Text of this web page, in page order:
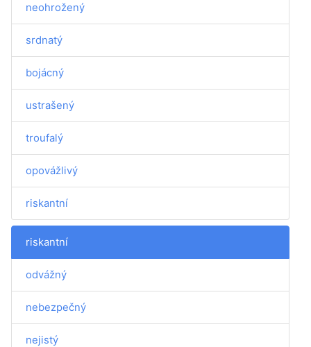
neohrožený
srdnatý
bojácný
ustrašený
troufalý
opovážlivý
riskantní
riskantní
odvážný
nebezpečný
nejistý